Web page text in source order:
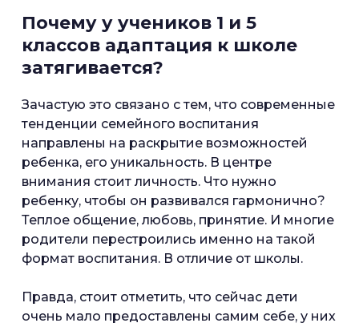
Почему у учеников 1 и 5
классов адаптация к школе
затягивается?
Зачастую это связано с тем, что современные
тенденции семейного воспитания
направлены на раскрытие возможностей
ребенка, его уникальность. В центре
внимания стоит личность. Что нужно
ребенку, чтобы он развивался гармонично?
Теплое общение, любовь, принятие. И многие
родители перестроились именно на такой
формат воспитания. В отличие от школы.
Правда, стоит отметить, что сейчас дети
очень мало предоставлены самим себе, у них